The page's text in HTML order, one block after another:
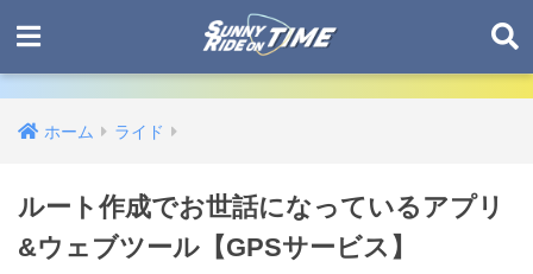
ホーム ライド
ルート作成でお世話になっているアプリ
&ウェブツール【GPSサービス】